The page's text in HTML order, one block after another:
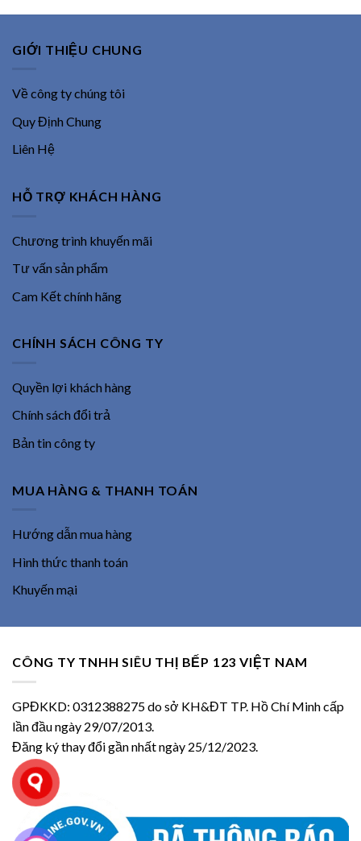
GIỚI THIỆU CHUNG
Về công ty chúng tôi
Quy Định Chung
Liên Hệ
HỖ TRỢ KHÁCH HÀNG
Chương trình khuyến mãi
Tư vấn sản phẩm
Cam Kết chính hãng
CHÍNH SÁCH CÔNG TY
Quyền lợi khách hàng
Chính sách đổi trả
Bản tin công ty
MUA HÀNG & THANH TOÁN
Hướng dẫn mua hàng
Hình thức thanh toán
Khuyến mại
CÔNG TY TNHH SIÊU THỊ BẾP 123 VIỆT NAM
GPĐKKD: 0312388275 do sở KH&ĐT TP. Hồ Chí Minh cấp
lần đầu ngày 29/07/2013.
Đăng ký thay đổi gần nhất ngày 25/12/2023.